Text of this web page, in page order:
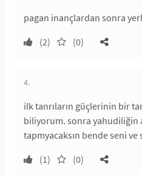
pagan inançlardan sonra
(2)
(0)
4.
ilk tanrıların güçlerinin bir
biliyorum. sonra yahudiliğin
tapmyacaksın bende seni
(1)
(0)